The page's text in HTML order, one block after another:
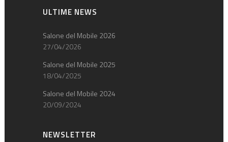
ULTIME NEWS
Salone del Mobile 2026
27/04/2026
Salone del Mobile 2025
18/04/2025
Salone del Mobile 2024
20/09/2024
NEWSLETTER